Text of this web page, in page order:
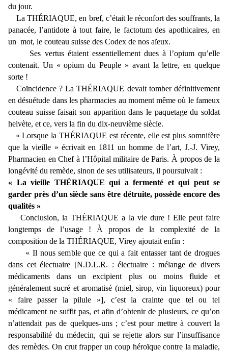
du jour.
La THÉRIAQUE, en bref, c’était le réconfort des souffrants, la
panacée, l’antidote à tout faire, le factotum des apothicaires, en
un mot, le couteau suisse des Codex de nos aïeux.
Ses vertus étaient essentiellement dues à l’opium qu’elle
contenait. Un « opium du Peuple » avant la lettre, en quelque
sorte !
Coïncidence ? La THÉRIAQUE devait tomber définitivement
en désuétude dans les pharmacies au moment même où le fameux
couteau suisse faisait son apparition dans le paquetage du soldat
helvète, et ce, vers la fin du dix-neuvième siècle.
« Lorsque la THÉRIAQUE est récente, elle est plus somnifère
que la vieille » écrivait en 1811 un homme de l’art, J.-J. Virey,
Pharmacien en Chef à l’Hôpital militaire de Paris. À propos de la
longévité du remède, sinon de ses utilisateurs, il poursuivait :
« La vieille THÉRIAQUE qui a fermenté et qui peut se
garder près d’un siècle sans être détruite, possède encore des
qualités »
Conclusion, la THÉRIAQUE a la vie dure ! Elle peut faire
longtemps de l’usage ! À propos de la complexité de la
composition de la THÉRIAQUE, Virey ajoutait enfin :
« Il nous semble que ce qui a fait entasser tant de drogues
dans cet électuaire [N.D.L.R. : électuaire : mélange de divers
médicaments dans un excipient plus ou moins fluide et
généralement sucré et aromatisé (miel, sirop, vin liquoreux) pour
« faire passer la pilule »], c’est la crainte que tel ou tel
médicament ne suffit pas, et afin d’obtenir de plusieurs, ce qu’on
n’attendait pas de quelques-uns ; c’est pour mettre à couvert la
responsabilité du médecin, qui se rejette alors sur l’insuffisance
des remèdes. On crut frapper un coup héroïque contre la maladie,